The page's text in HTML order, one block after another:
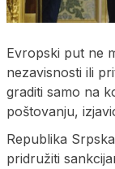
Evropski put ne
nezavisnosti ili
graditi samo na
poštovanju,
Republika
pridružiti